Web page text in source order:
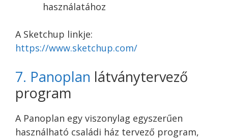
használatához
A Sketchup linkje:
https://www.sketchup.com/
7. Panoplan látványtervező
program
A Panoplan egy viszonylag egyszerűen
használható családi ház tervező program,